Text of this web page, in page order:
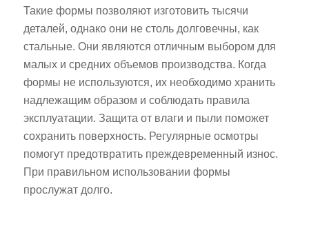
Такие формы позволяют изготовить тысячи
деталей, однако они не столь долговечны, как
стальные. Они являются отличным выбором для
малых и средних объемов производства. Когда
формы не используются, их необходимо хранить
надлежащим образом и соблюдать правила
эксплуатации. Защита от влаги и пыли поможет
сохранить поверхность. Регулярные осмотры
помогут предотвратить преждевременный износ.
При правильном использовании формы
прослужат долго.
RO